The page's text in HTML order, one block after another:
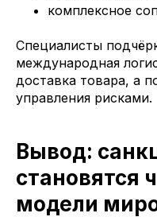
комплексное
Специалисты
международная
доставка товара, а
управления рисками.
Вывод:
становятся
модели